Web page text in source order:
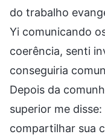
do trabalho
Yi comunicando
coerência, senti
conseguiria
Depois da
superior me
compartilhar sua